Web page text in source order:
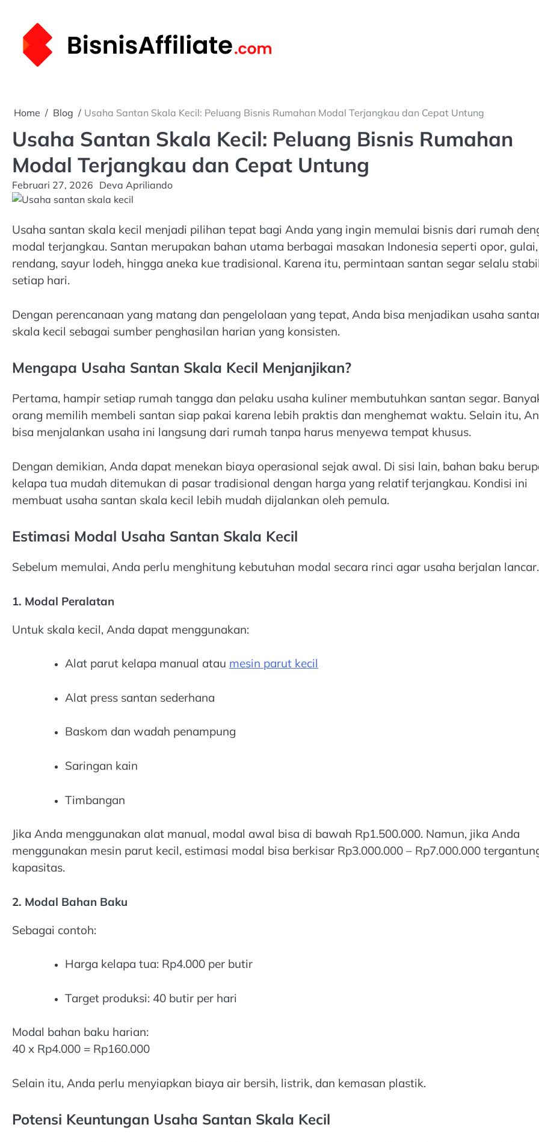
content
Home Blog Usaha Santan Skala Kecil: Peluang Bisnis Rumahan Modal Terjangkau dan Cepat Untung
Usaha Santan Skala Kecil: Peluang Bisnis Rumahan
Modal Terjangkau dan Cepat Untung
Februari 27, 2026 Deva Apriliando
Usaha santan skala kecil menjadi pilihan tepat bagi Anda yang ingin memulai bisnis dari rumah
modal terjangkau. Santan merupakan bahan utama berbagai masakan Indonesia seperti opor, gulai,
rendang, sayur lodeh, hingga aneka kue tradisional. Karena itu, permintaan santan segar selalu
setiap hari.
Dengan perencanaan yang matang dan pengelolaan yang tepat, Anda bisa menjadikan usaha
skala kecil sebagai sumber penghasilan harian yang konsisten.
Mengapa Usaha Santan Skala Kecil Menjanjikan?
Pertama, hampir setiap rumah tangga dan pelaku usaha kuliner membutuhkan santan segar.
orang memilih membeli santan siap pakai karena lebih praktis dan menghemat waktu. Selain itu,
bisa menjalankan usaha ini langsung dari rumah tanpa harus menyewa tempat khusus.
Dengan demikian, Anda dapat menekan biaya operasional sejak awal. Di sisi lain, bahan baku
kelapa tua mudah ditemukan di pasar tradisional dengan harga yang relatif terjangkau. Kondisi ini
membuat usaha santan skala kecil lebih mudah dijalankan oleh pemula.
Estimasi Modal Usaha Santan Skala Kecil
Sebelum memulai, Anda perlu menghitung kebutuhan modal secara rinci agar usaha berjalan lancar.
1. Modal Peralatan
Untuk skala kecil, Anda dapat menggunakan:
Alat parut kelapa manual atau mesin parut kecil
Alat press santan sederhana
Baskom dan wadah penampung
Saringan kain
Timbangan
Jika Anda menggunakan alat manual, modal awal bisa di bawah Rp1.500.000. Namun, jika Anda
menggunakan mesin parut kecil, estimasi modal bisa berkisar Rp3.000.000 – Rp7.000.000
kapasitas.
2. Modal Bahan Baku
Sebagai contoh:
Harga kelapa tua: Rp4.000 per butir
Target produksi: 40 butir per hari
Modal bahan baku harian:
40 x Rp4.000 = Rp160.000
Selain itu, Anda perlu menyiapkan biaya air bersih, listrik, dan kemasan plastik.
Potensi Keuntungan Usaha Santan Skala Kecil